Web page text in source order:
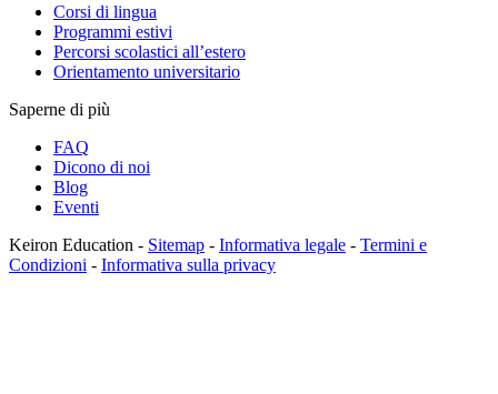
Corsi di lingua
Programmi estivi
Percorsi scolastici all’estero
Orientamento universitario
Saperne di più
FAQ
Dicono di noi
Blog
Eventi
Keiron Education - Sitemap - Informativa legale - Termini e
Condizioni - Informativa sulla privacy